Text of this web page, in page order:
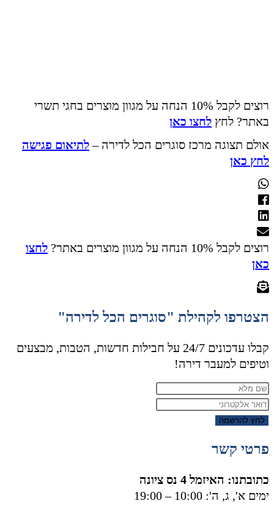
רוצים לקבל 10% הנחה על מגוון מוצרים בחגי תשרי
באתר? לחץ לחצו כאן
אולם תצוגה מרכז סוגרים הכל לדירה –לתיאום פגישה
לחץ כאן
רוצים לקבל 10% הנחה על מגוון מוצרים באתר?
לחצו
כאן
הצטרפו לקהילת "סוגרים הכל לדירה"
קבלו עדכונים 24/7 על חבילות חדשות, הטבות, מבצעים
וטיפים למעבר דירה!
לחץ להרשמה
פרטי קשר
כתובתנו: האיזמל 4 נס ציונה
ימים א', ג, ה': 10:00 – 19:00